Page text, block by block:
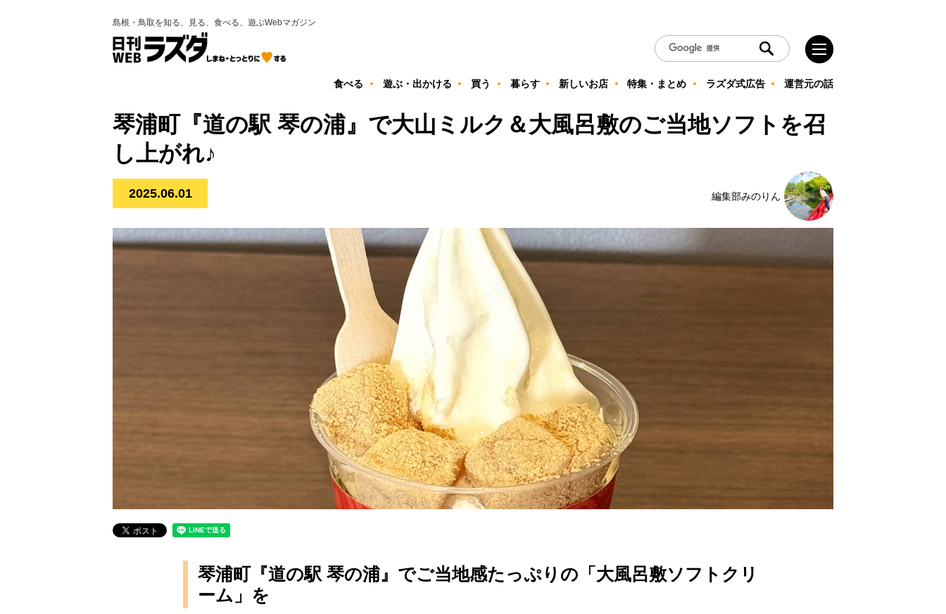
島根・鳥取を知る、見る、食べる、遊ぶWebマガジン
食べる 遊ぶ・出かける 買う 暮らす 新しいお店 特集・まとめ ラズダ式広告 運営元の話
琴浦町『道の駅 琴の浦』で大山ミルク＆大風呂敷のご当地ソフトを召
し上がれ♪
2025.06.01 編集部みのりん
琴浦町『道の駅 琴の浦』でご当地感たっぷりの「大風呂敷ソフトクリ
ーム」を